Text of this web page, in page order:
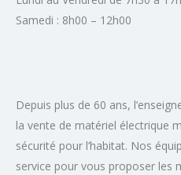
Samedi : 8h00 – 12h00
Depuis plus de 60 ans,
la vente de matériel électrique
sécurité pour l’habitat. Nos
service pour vous proposer les